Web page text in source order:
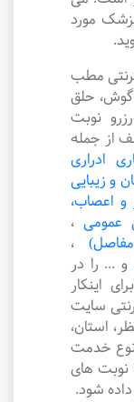
مورد
مطب
حلق
نوبت
از جمله
ادراری
و زیبایی
اعصاب،
عمومی ،
،
و ... را در
اینکار
سایت
استان،
خدمت
نوبت های
شود.